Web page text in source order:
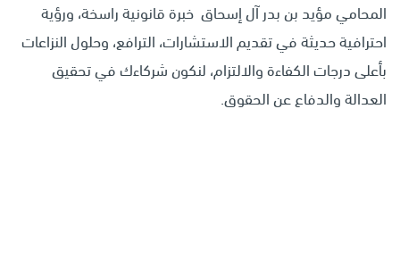
المحامي مؤيد بن بدر آل إسحاق خبرة قانونية راسخة، ورؤية
احترافية حديثة في تقديم الاستشارات، الترافع، وحلول النزاعات
بأعلى درجات الكفاءة والالتزام، لنكون شركاءك في تحقيق
العدالة والدفاع عن الحقوق.